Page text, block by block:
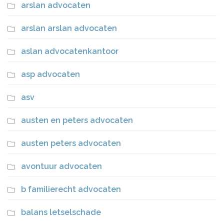
arslan advocaten
arslan arslan advocaten
aslan advocatenkantoor
asp advocaten
asv
austen en peters advocaten
austen peters advocaten
avontuur advocaten
b familierecht advocaten
balans letselschade